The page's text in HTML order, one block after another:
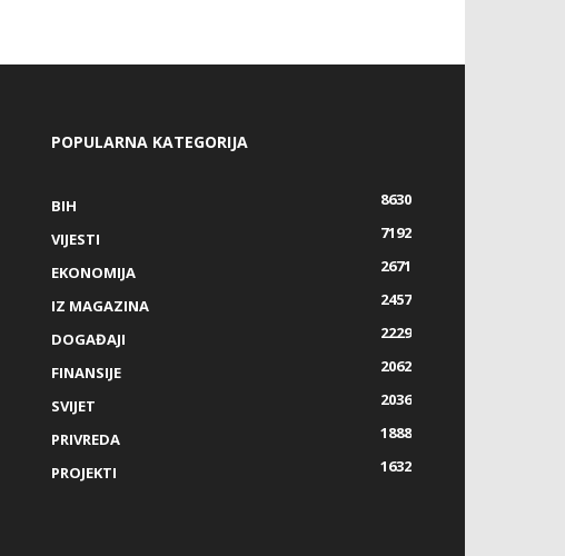
POPULARNA KATEGORIJA
BIH
8630
VIJESTI
7192
EKONOMIJA
2671
IZ MAGAZINA
2457
DOGAĐAJI
2229
FINANSIJE
2062
SVIJET
2036
PRIVREDA
1888
PROJEKTI
1632